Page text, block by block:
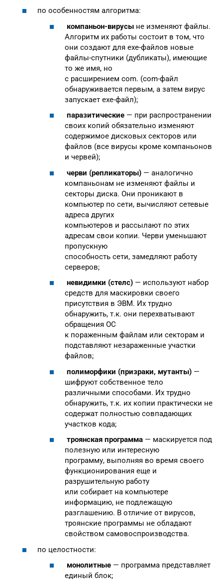
по особенностям алгоритма:
компаньон-вирусы не изменяют файлы.
Алгоритм их работы состоит в том, что
они создают для exe-файлов новые
файлы-спутники (дубликаты), имеющие
то же имя, но
с расширением com. (com-файл
обнаруживается первым, а затем вирус
запускает exe-файл);
паразитические — при распространении
своих копий обязательно изменяют
содержимое дисковых секторов или
файлов (все вирусы кроме компаньонов
и червей);
черви (репликаторы) — аналогично
компаньонам не изменяют файлы и
секторы диска. Они проникают в
компьютер по сети, вычисляют сетевые
адреса других
компьютеров и рассылают по этих
адресам свои копии. Черви уменьшают
пропускную
способность сети, замедляют работу
серверов;
невидимки (стелс) — используют набор
средств для маскировки своего
присутствия в ЭВМ. Их трудно
обнаружить, т.к. они перехватывают
обращения ОС
к пораженным файлам или секторам и
подставляют незараженные участки
файлов;
полиморфики (призраки, мутанты) —
шифруют собственное тело
различными способами. Их трудно
обнаружить, т.к. их копии практически не
содержат полностью совпадающих
участков кода;
троянская программа — маскируется под
полезную или интересную
программу, выполняя во время своего
функционирования еще и
разрушительную работу
или собирает на компьютере
информацию, не подлежащую
разглашению. В отличие от вирусов,
троянские программы не обладают
свойством самовоспроизводства.
по целостности:
монолитные — программа представляет
единый блок;